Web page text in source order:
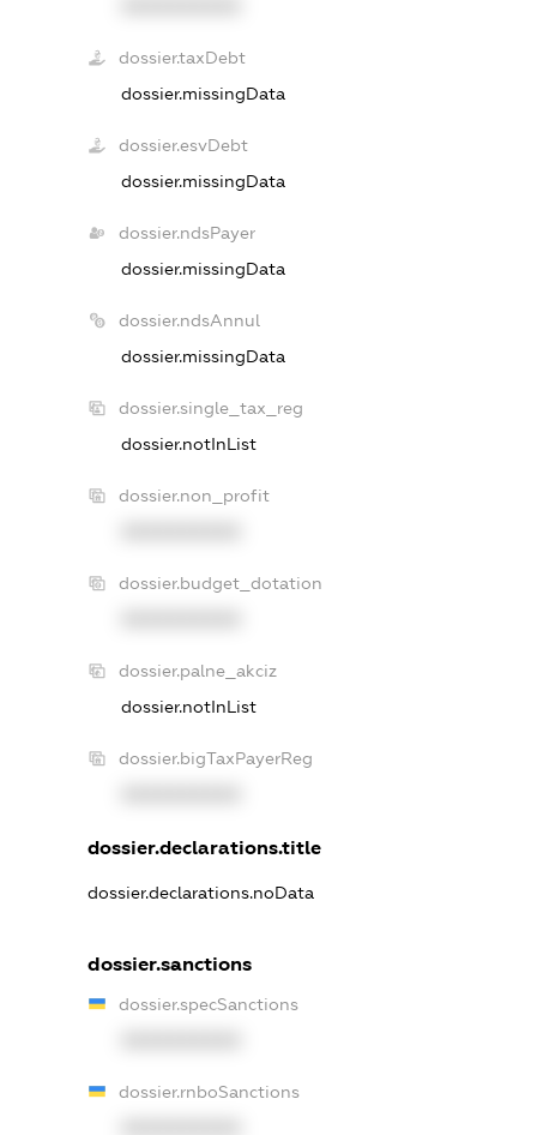
dossier.taxDebt
dossier.missingData
dossier.esvDebt
dossier.missingData
dossier.ndsPayer
dossier.missingData
dossier.ndsAnnul
dossier.missingData
dossier.single_tax_reg
dossier.notInList
dossier.non_profit
dossier.budget_dotation
dossier.palne_akciz
dossier.notInList
dossier.bigTaxPayerReg
dossier.declarations.title
dossier.declarations.noData
dossier.sanctions
dossier.specSanctions
dossier.rnboSanctions